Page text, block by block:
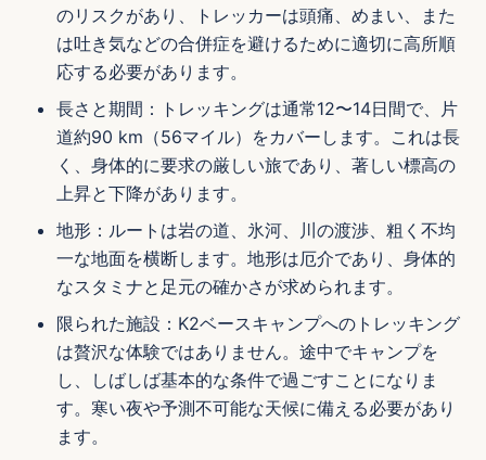
のリスクがあり、トレッカーは頭痛、めまい、また
は吐き気などの合併症を避けるために適切に高所順
応する必要があります。
長さと期間：トレッキングは通常12〜14日間で、片
道約90 km（56マイル）をカバーします。これは長
く、身体的に要求の厳しい旅であり、著しい標高の
上昇と下降があります。
地形：ルートは岩の道、氷河、川の渡渉、粗く不均
一な地面を横断します。地形は厄介であり、身体的
なスタミナと足元の確かさが求められます。
限られた施設：K2ベースキャンプへのトレッキング
は贅沢な体験ではありません。途中でキャンプを
し、しばしば基本的な条件で過ごすことになりま
す。寒い夜や予測不可能な天候に備える必要があり
ます。